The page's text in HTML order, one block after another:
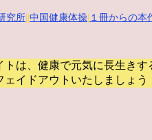
究所 中国健康体操 １冊からの本
は、健康で元気に長生きす
イドアウトいたしましょう